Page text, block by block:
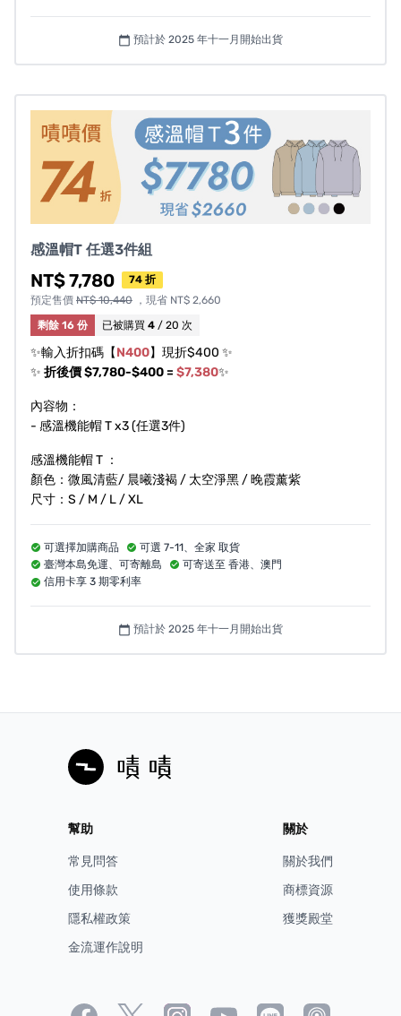
風險與挑戰
【ESCURA 33°C 感溫機能帽Ｔ／連帽外套】產品顏色可能
因螢幕呈現而有些許差異，實際顏色以實品為主。
因庫存及銷售速度不可控，此專案為現貨供應，部分尺碼
及顏色數量有限，若有缺貨情形，會主動與贊助者進行聯
繫處理。
本團隊以準時出貨為宗旨，但仍有意外事件（如天災人
禍、節假日物流塞車等）導致出貨延期之可能，造成不便
敬請見諒。
專案可能遇到各種不可控因素，若遇突發狀況，將通知贊
助者最新狀況。當您贊助此計畫即同意承擔此風險，並接
受可能延遲出貨之變因。
退換貨規則
以下離島地區需額外加收運費
連江縣：東引鄉、莒光鄉、北竿鄉、南竿鄉。
澎湖縣：望安鄉花嶼村、湖西鄉、白沙鄉、西嶼鄉、七美
鄉、馬公市虎井里、望安、鄉花嶼村以外之各村、馬公市
虎井里以外之各里。
金門縣：烈嶼鄉、金城鎮、金湖鎮、金寧鄉、金沙鎮。
臺東縣：蘭嶼鄉、綠島鄉。
escura.tw@gmail.com 聯繫，附上原訂購人之以下四樣購
買相關證明（訂購編號、訂購人姓名、電話、電子發
客服聯絡方式
售後客服信箱：escura.tw@gmail.com
LINE 官方帳號客服：
https://escura.me/LineService
ESCURA粉絲專頁｜
calendar_today 預計於 2025 年十一月開始出貨
感溫帽T 任選3件組
NT$ 7,780
74 折
預定售價 NT$ 10,440 ，現省 NT$ 2,660
剩餘 16 份
已被購買 4 / 20 次
✨輸入折扣碼【N400】現折$400 ✨
✨ 折後價 $7,780-$400 = $7,380✨
內容物：
- 感溫機能帽 T x3 (任選3件)
感溫機能帽 T ：
顏色：微風清藍/ 晨曦淺褐 / 太空淨黑 / 晚霞薰紫
尺寸：S / M / L / XL
可選擇加購商品
可選 7-11、全家 取貨
臺灣本島免運、可寄離島
可寄送至 香港、澳門
信用卡享 3 期零利率
calendar_today 預計於 2025 年十一月開始出貨
幫助
常見問答
使用條款
隱私權政策
金流運作說明
關於
關於我們
商標資源
獲獎殿堂